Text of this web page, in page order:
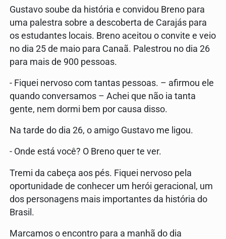
Gustavo soube da história e convidou Breno para
uma palestra sobre a descoberta de Carajás para
os estudantes locais. Breno aceitou o convite e veio
no dia 25 de maio para Canaã. Palestrou no dia 26
para mais de 900 pessoas.
- Fiquei nervoso com tantas pessoas. – afirmou ele
quando conversamos – Achei que não ia tanta
gente, nem dormi bem por causa disso.
Na tarde do dia 26, o amigo Gustavo me ligou.
- Onde está você? O Breno quer te ver.
Tremi da cabeça aos pés. Fiquei nervoso pela
oportunidade de conhecer um herói geracional, um
dos personagens mais importantes da história do
Brasil.
Marcamos o encontro para a manhã do dia